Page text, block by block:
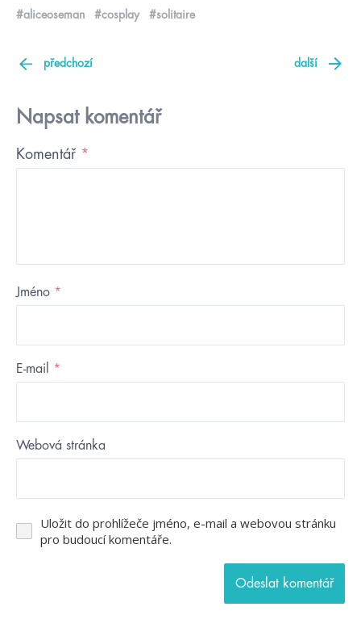
#aliceoseman #cosplay #solitaire
předchozí další
Napsat komentář
Komentář *
Jméno *
E-mail *
Webová stránka
Uložit do prohlížeče jméno, e-mail a webovou stránku
pro budoucí komentáře.